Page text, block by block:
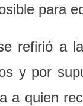
para
refirió a
y por
a quien